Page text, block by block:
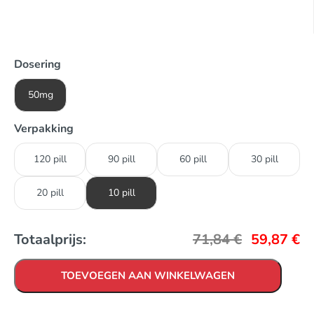
Dosering
50mg
Verpakking
120 pill 90 pill 60 pill 30 pill
20 pill 10 pill
Totaalprijs: 71,84€ 59,87 €
TOEVOEGEN AAN WINKELWAGEN